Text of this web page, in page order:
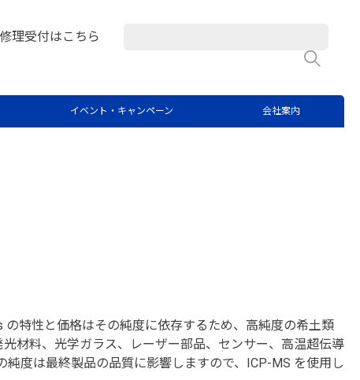
理受付はこちら
会社案内
イベント・キャンペーン
類不純物の直接定量法
特性と価格はその純度に依存するため、高純度の希土類
材料、光学ガラス、レーザー部品、センサー、高温超伝導
純度は最終製品の品質に影響しますので、ICP-MS を使用し